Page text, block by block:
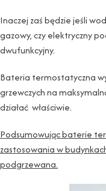
Inaczej zaś będzie jeśli
gazowy, czy elektryczny
dwufunkcyjny.
Bateria termostatyczna
grzewczych na
działać właściwie.
Podsumowując baterie
zastosowania w
podgrzewana.